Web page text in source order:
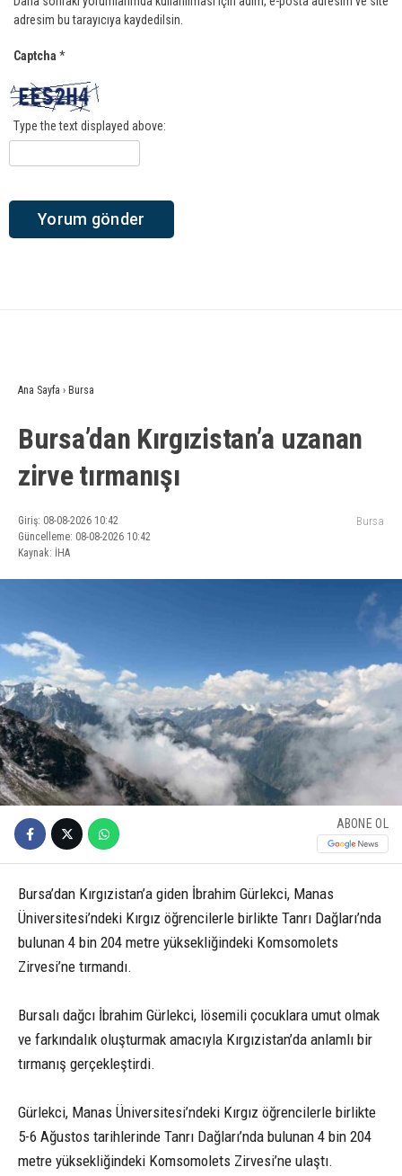
adresim bu tarayıcıya kaydedilsin.
Captcha *
Type the text displayed above:
Ana Sayfa › Bursa
Bursa’dan Kırgızistan’a uzanan
zirve tırmanışı
Giriş: 08-08-2026 10:42
Güncelleme: 08-08-2026 10:42
Kaynak: İHA
Bursa
ABONE OL
Bursa’dan Kırgızistan’a giden İbrahim Gürlekci, Manas
Üniversitesi’ndeki Kırgız öğrencilerle birlikte Tanrı Dağları’nda
bulunan 4 bin 204 metre yüksekliğindeki Komsomolets
Zirvesi’ne tırmandı.
Bursalı dağcı İbrahim Gürlekci, lösemili çocuklara umut olmak
ve farkındalık oluşturmak amacıyla Kırgızistan’da anlamlı bir
tırmanış gerçekleştirdi.
Gürlekci, Manas Üniversitesi’ndeki Kırgız öğrencilerle birlikte
5-6 Ağustos tarihlerinde Tanrı Dağları’nda bulunan 4 bin 204
metre yüksekliğindeki Komsomolets Zirvesi’ne ulaştı.